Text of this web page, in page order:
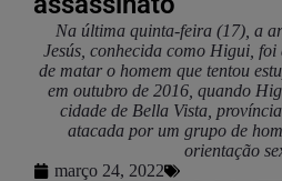
Na última quinta-feira (17), a
Jesús, conhecida como Higui, foi
de matar o homem que tentou
em outubro de 2016, quando
cidade de Bella Vista,
atacada por um grupo de
orientação
março 24, 2022